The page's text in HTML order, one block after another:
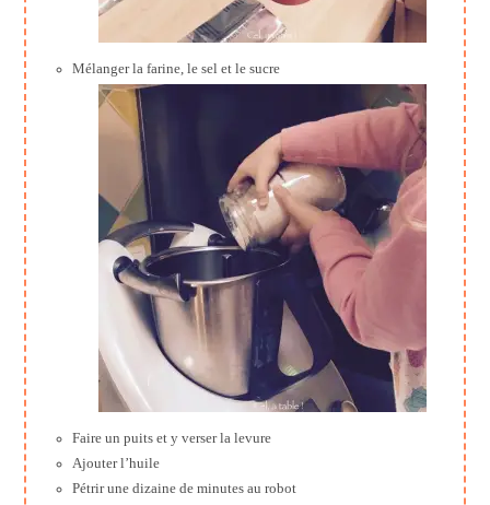
Mélanger la farine, le sel et le sucre
Faire un puits et y verser la levure
Ajouter l’huile
Pétrir une dizaine de minutes au robot